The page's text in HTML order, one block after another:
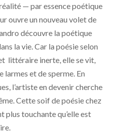
— par essence poétique
ouvre un nouveau volet de
découvre la poétique
la vie. Car la poésie selon
littéraire inerte, elle se vit,
larmes et de sperme. En
l’artiste en devenir cherche
Cette soif de poésie chez
plus touchante qu’elle est